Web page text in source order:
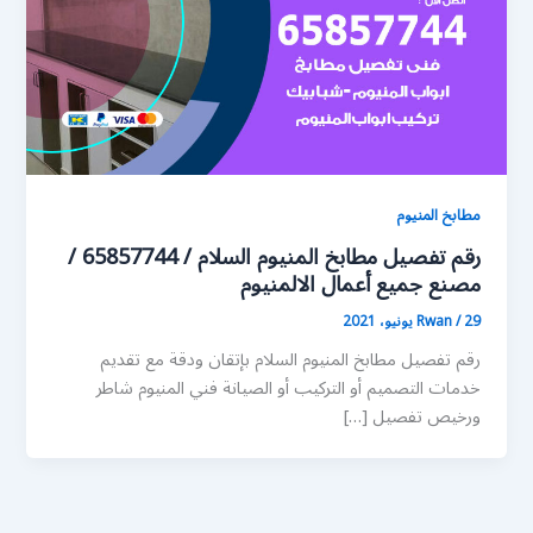
مطابخ المنيوم
رقم تفصيل مطابخ المنيوم السلام / 65857744 /
مصنع جميع أعمال الالمنيوم
Rwan/29 يونيو، 2021
رقم تفصيل مطابخ المنيوم السلام بإتقان ودقة مع تقديم
خدمات التصميم أو التركيب أو الصيانة فني المنيوم شاطر
ورخيص تفصيل […]